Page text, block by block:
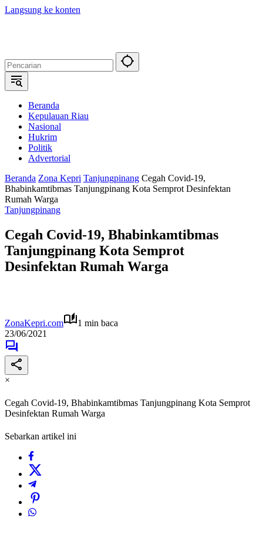
Langsung ke konten
Beranda
Kepulauan Riau
Nasional
Hukrim
Politik
Advertorial
Beranda Zona Kepri Tanjungpinang Cegah Covid-19,
Bhabinkamtibmas Tanjungpinang Kota Semprot Desinfektan
Rumah Warga
Tanjungpinang
Cegah Covid-19, Bhabinkamtibmas
Tanjungpinang Kota Semprot
Desinfektan Rumah Warga
ZonaKepri.com
1 min baca
23/06/2021
×
Cegah Covid-19, Bhabinkamtibmas Tanjungpinang Kota Semprot
Desinfektan Rumah Warga
Sebarkan artikel ini